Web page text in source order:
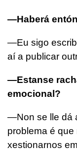
—Haberá
—Eu sigo
aí a publicar
—Estanse
emocional?
—Non se lle dá
problema é
xestionarnos